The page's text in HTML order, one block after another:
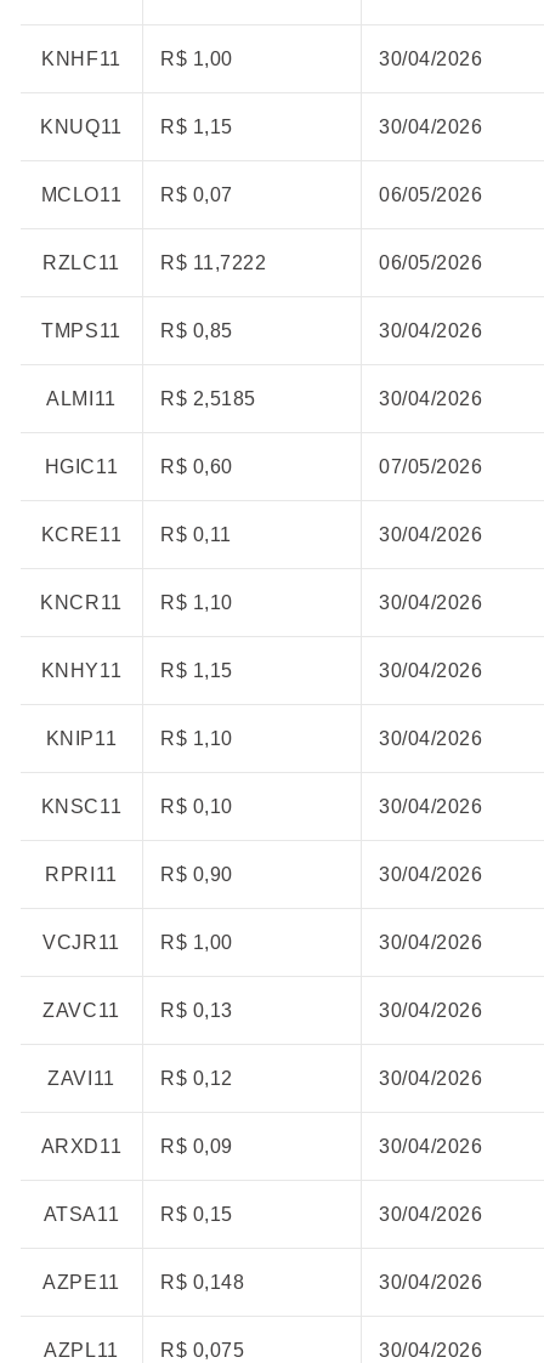
KNHF11 R$ 1,00 30/04/2026
KNUQ11 R$ 1,15 30/04/2026
MCLO11 R$ 0,07 06/05/2026
RZLC11 R$ 11,7222 06/05/2026
TMPS11 R$ 0,85 30/04/2026
ALMI11 R$ 2,5185 30/04/2026
HGIC11 R$ 0,60 07/05/2026
KCRE11 R$ 0,11 30/04/2026
KNCR11 R$ 1,10 30/04/2026
KNHY11 R$ 1,15 30/04/2026
KNIP11 R$ 1,10 30/04/2026
KNSC11 R$ 0,10 30/04/2026
RPRI11 R$ 0,90 30/04/2026
VCJR11 R$ 1,00 30/04/2026
ZAVC11 R$ 0,13 30/04/2026
ZAVI11 R$ 0,12 30/04/2026
ARXD11 R$ 0,09 30/04/2026
ATSA11 R$ 0,15 30/04/2026
AZPE11 R$ 0,148 30/04/2026
AZPL11 R$ 0,075 30/04/2026